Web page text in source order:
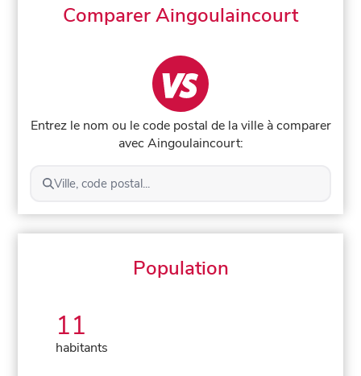
Comparer Aingoulaincourt
Entrez le nom ou le code postal de la ville à comparer
avec Aingoulaincourt:
Ville, code postal...
Population
11
habitants